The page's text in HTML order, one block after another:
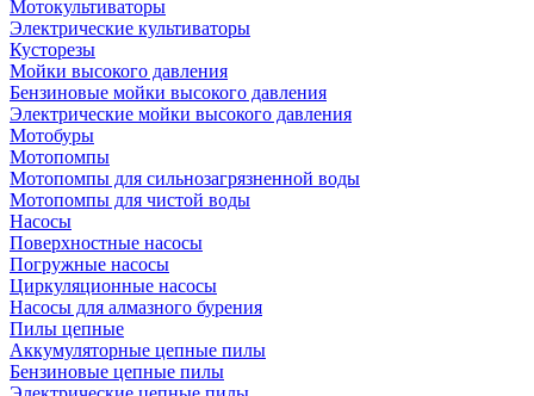
Мотокультиваторы
Электрические культиваторы
Кусторезы
Мойки высокого давления
Бензиновые мойки высокого давления
Электрические мойки высокого давления
Мотобуры
Мотопомпы
Мотопомпы для сильнозагрязненной воды
Мотопомпы для чистой воды
Насосы
Поверхностные насосы
Погружные насосы
Циркуляционные насосы
Насосы для алмазного бурения
Пилы цепные
Аккумуляторные цепные пилы
Бензиновые цепные пилы